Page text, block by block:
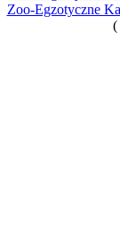
Zoo-Egzotyczne
(